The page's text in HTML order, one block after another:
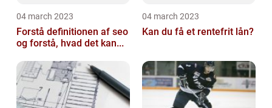
04 march 2023
Forstå definitionen af seo
og forstå, hvad det kan...
04 march 2023
Kan du få et rentefrit lån?